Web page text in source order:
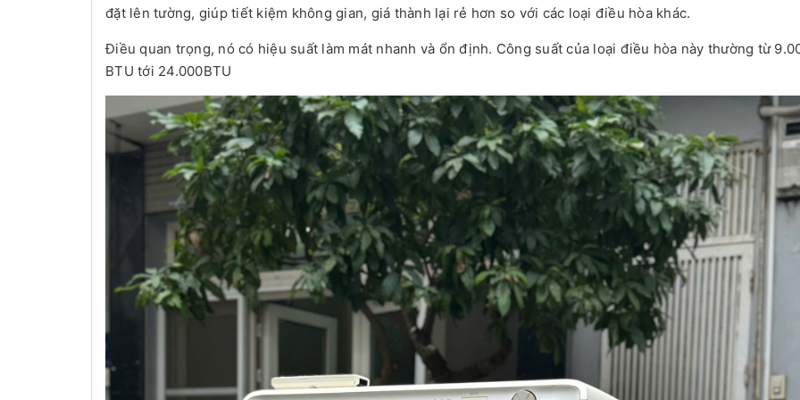
đặt lên tường, giúp tiết kiệm không gian, giá thành lại rẻ hơn so với các loại điều hòa khác.
Điều quan trọng, nó có hiệu suất làm mát nhanh và ổn định. Công suất của loại điều hòa này thường từ
BTU tới 24.000BTU